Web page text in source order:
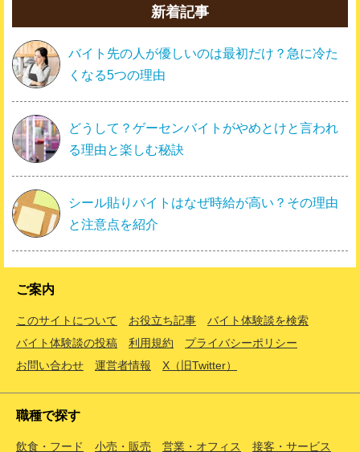
新着記事
バイト先の人が優しいのは最初だけ？急に冷た
くなる5つの理由
どうして？ゲーセンバイトがやめとけと言われ
る理由と楽しむ秘訣
シール貼りバイトはなぜ時給が高い？その理由
と注意点を紹介
ご案内
このサイトについて お役立ち記事
バイト体験談を検索
バイト体験談の投稿
利用規約
プライバシーポリシー
お問い合わせ
運営者情報 X（旧Twitter）
職種で探す
飲食・フード 小売・販売 営業・オフィス 接客・サービス